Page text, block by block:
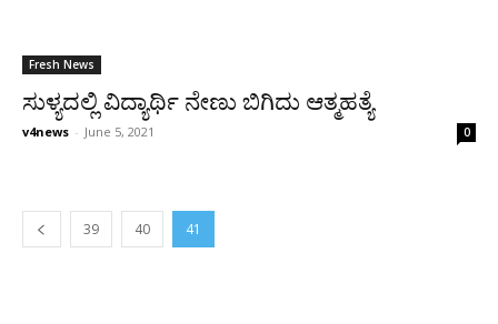
Fresh News
ಸುಳ್ಯದಲ್ಲಿ ವಿದ್ಯಾರ್ಥಿ ನೇಣು ಬಿಗಿದು ಆತ್ಮಹತ್ಯೆ
v4news - June 5, 2021 0
39 40 41